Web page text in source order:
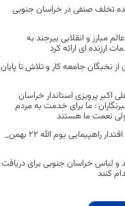
۸۸ پرونده تخلف صنفی در خراسان جنوبی
مبارز و انقلابی بیرجند به
ارزنده ای ارائه کرد
از نخبگان جامعه کار و تلاش تا پایان
پروِیزی استاندار خراسان
: ما برای خدمت به مردم
ولی نعمت ما هستند
نمایش اتحاد و اقتدار راهپیمایی یوم الله 22 بهمن_
و لباس خراسان جنوبی برای دریافت
کنند